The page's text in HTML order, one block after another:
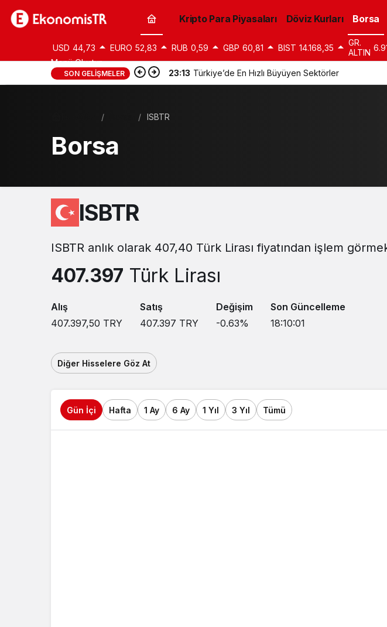
Kripto Para Piyasaları Döviz Kurları Borsa
USD 44,73 EURO 52,83 RUB 0,59 GBP 60,81 BIST 14.168,35
GR.
ALTIN
Menü Oluştur
SON GELIŞMELER 23:13 Türkiye’de En Hızlı Büyüyen Sektörler
ISBTR
Borsa
ISBTR
ISBTR anlık olarak 407,40 Türk Lirası fiyatından işlem
407.397 Türk Lirası
Alış
407.397,50 TRY
Satış
407.397 TRY
Değişim
-0.63%
Son Güncelleme
18:10:01
Diğer Hisselere Göz At
Gün İçi Hafta 1 Ay 6 Ay 1 Yıl 3 Yıl Tümü